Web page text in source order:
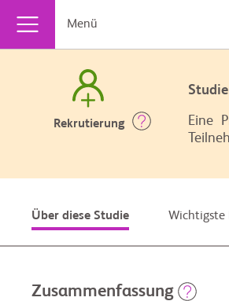
Menü
Rekrutierung
Eine
Über diese Studie Wichtigste
Zusammenfassung